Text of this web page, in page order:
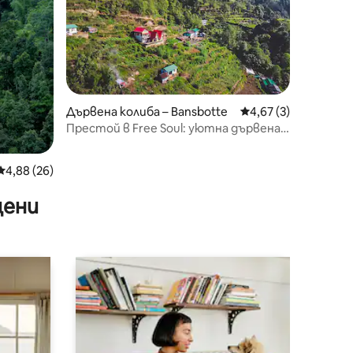
оценка: 4,88 от 5, 26 отзива
4,88 (26)
Дървена колиба – Bansbotte Средна оценка:
4,67 (3)
Престой в Free Soul: уютна дървена